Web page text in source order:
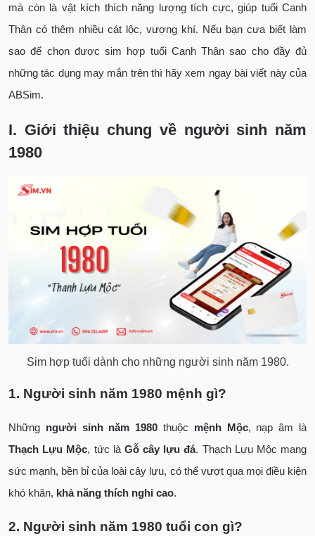
mà còn là vật kích thích năng lượng tích cực, giúp tuổi Canh
Thân có thêm nhiều cát lộc, vượng khí. Nếu bạn cưa biết làm
sao để chọn được sim hợp tuổi Canh Thân sao cho đầy đủ
những tác dụng may mắn trên thì hãy xem ngay bài viết này của
ABSim.
I. Giới thiệu chung về người sinh năm
1980
Sim hợp tuổi dành cho những người sinh năm 1980.
1. Người sinh năm 1980 mệnh gì?
Những người sinh năm 1980 thuộc mệnh Mộc, nạp âm là
Thạch Lựu Mộc, tức là Gỗ cây lựu đá. Thạch Lựu Mộc mang
sức mạnh, bền bỉ của loài cây lựu, có thể vượt qua mọi điều kiện
khó khăn, khả năng thích nghi cao.
2. Người sinh năm 1980 tuổi con gì?